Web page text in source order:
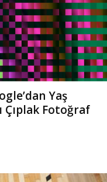
Yaş
Çıplak Fotoğraf